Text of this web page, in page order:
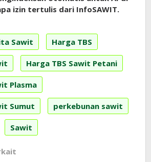
izin tertulis dari InfoSAWIT.
Sawit Harga TBS
Harga TBS Sawit Petani
Plasma
Sumut perkebunan sawit
Sawit